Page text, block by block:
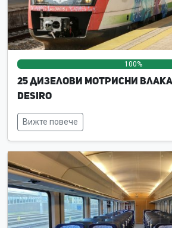
100%
25 дизелови мотрисни влака
Desiro
Вижте повече